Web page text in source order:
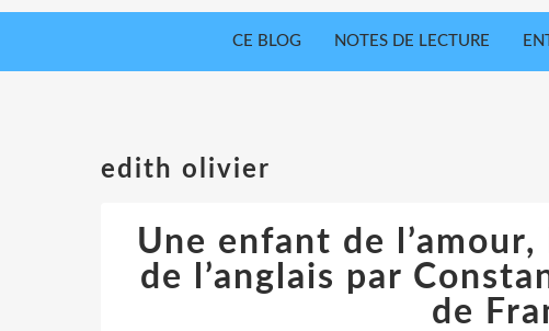
CE BLOG NOTES DE LECTURE
edith olivier
Une enfant de
de l’anglais par
de